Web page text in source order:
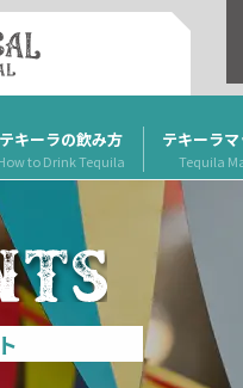
テキーラの飲み方
to Drink Tequila
テキーラ
Tequila